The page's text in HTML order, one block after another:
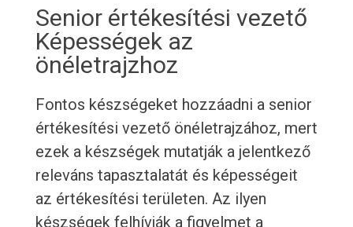
Senior értékesítési vezető
Képességek az
önéletrajzhoz
Fontos készségeket hozzáadni a senior
értékesítési vezető önéletrajzához, mert
ezek a készségek mutatják a jelentkező
releváns tapasztalatát és képességeit
az értékesítési területen. Az ilyen
készségek felhívják a figyelmet a